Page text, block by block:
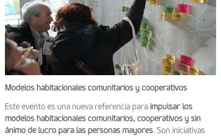
Modelos habitacionales comunitarios y cooperativos
Este evento es una nueva referencia para impulsar los
modelos habitacionales comunitarios, cooperativos y sin
ánimo de lucro para las personas mayores. Son iniciativas